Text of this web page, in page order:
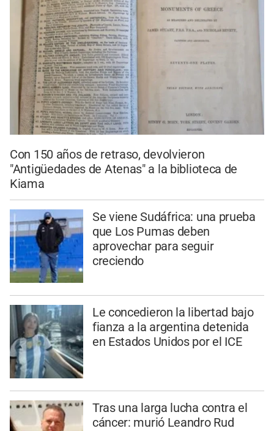
Con 150 años de retraso, devolvieron
"Antigüedades de Atenas" a la biblioteca de
Kiama
Se viene Sudáfrica: una prueba
que Los Pumas deben
aprovechar para seguir
creciendo
Le concedieron la libertad bajo
fianza a la argentina detenida
en Estados Unidos por el ICE
Tras una larga lucha contra el
cáncer: murió Leandro Rud